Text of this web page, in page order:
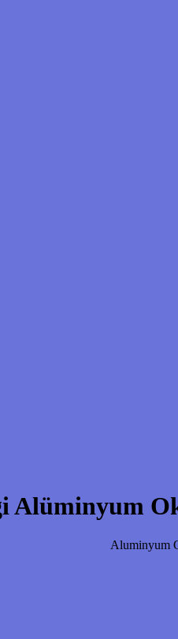
Alüminyum
Aluminyum